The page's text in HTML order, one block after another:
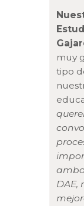
muy
tipo
DAE,